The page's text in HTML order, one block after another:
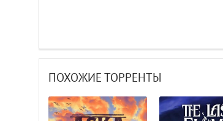
ПОХОЖИЕ ТОРРЕНТЫ